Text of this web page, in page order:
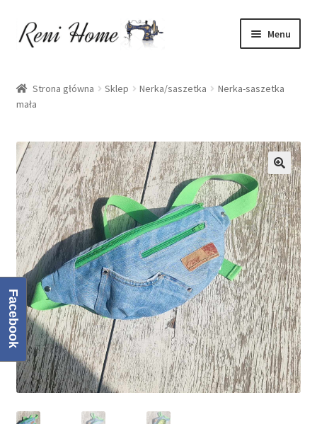
Przejdź
do
Przejdź
do
Menu
Kontakt
Koszyk
Moje konto
O mnie
Oferta
Polityka prywatności
Regulamin
Sklep
Strona główna Sklep Nerka/saszetka
Nerka-saszetka
mała
Facebook